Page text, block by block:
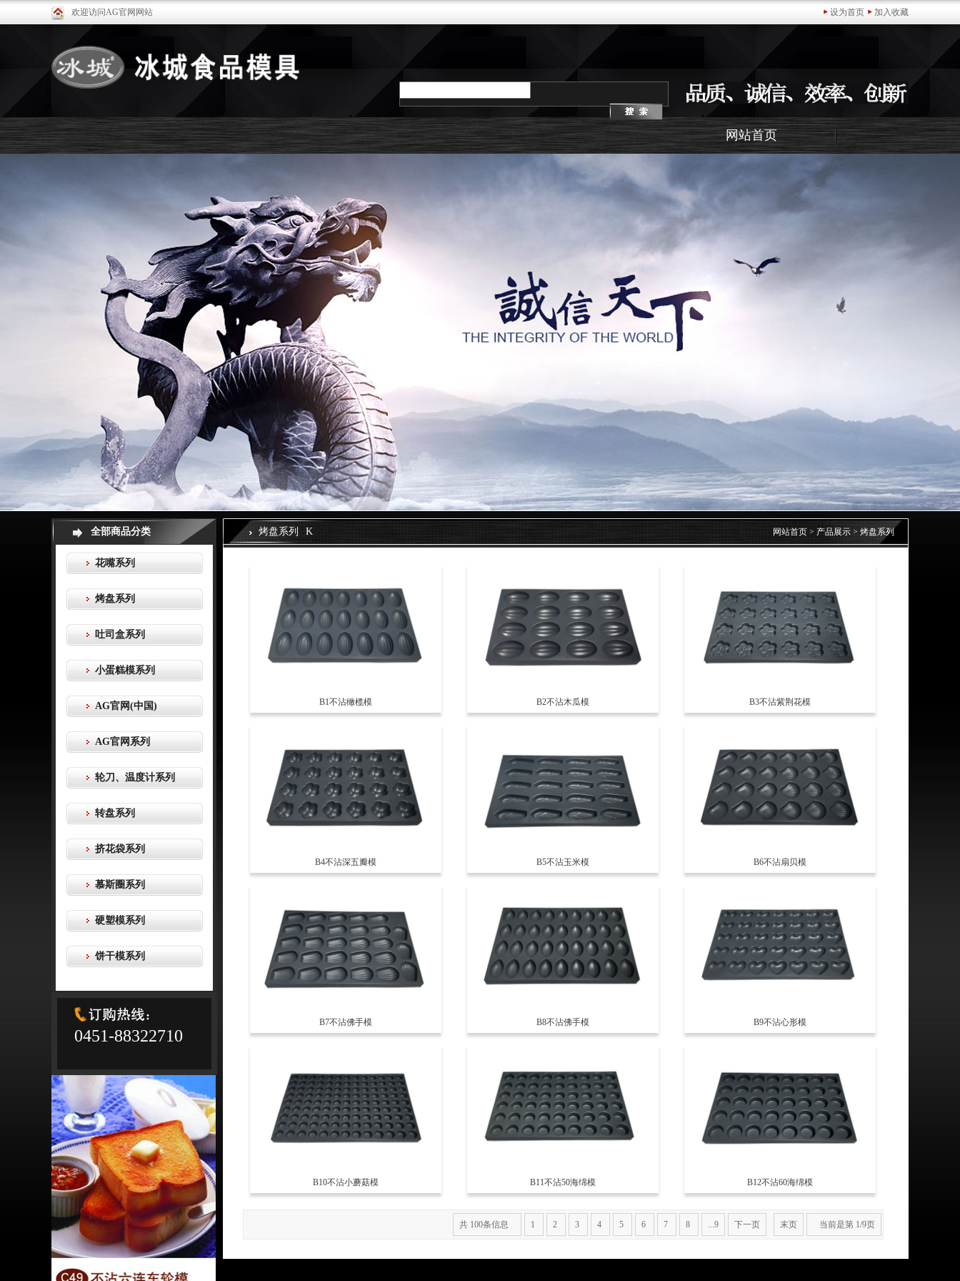
欢迎访问AG官网网站 设为首页 加入收藏
网站首页
AG官网(中国)
全部商品分类
花嘴系列
烤盘系列
吐司盒系列
小蛋糕模系列
AG官网(中国)
AG官网系列
轮刀、温度计系列
转盘系列
挤花袋系列
慕斯圈系列
硬塑模系列
饼干模系列
0451-88322710
烤盘系列 K 网站首页>产品展示>烤盘系列
B1不沾橄榄模 B2不沾木瓜模 B3不沾紫荆花模
B4不沾深五瓣模 B5不沾玉米模 B6不沾扇贝模
B7不沾佛手模 B8不沾佛手模 B9不沾心形模
B10不沾小蘑菇模 B11不沾50海绵模 B12不沾60海绵模
共 100条信息 1 2 3 4 5 6 7 8 ...9 下一页 末页 当前是第 1/9页